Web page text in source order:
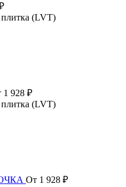
(LVT)
1 928 ₽
(LVT)
От 1 928 ₽